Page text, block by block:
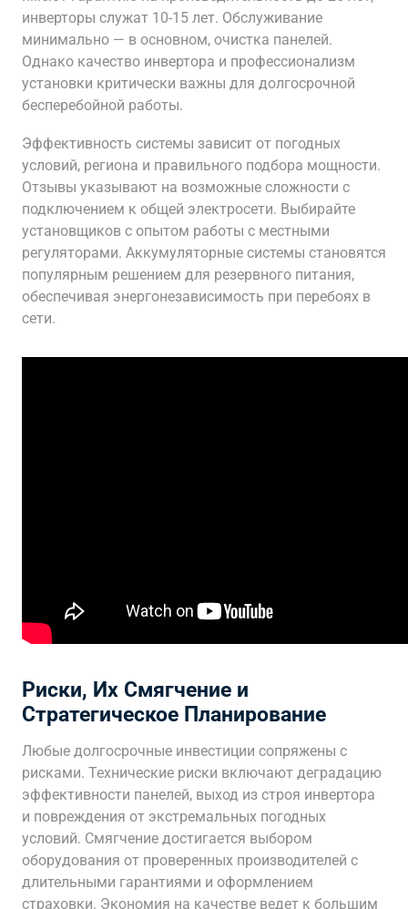
инверторы служат 10-15 лет. Обслуживание
минимально — в основном, очистка панелей.
Однако качество инвертора и профессионализм
установки критически важны для долгосрочной
бесперебойной работы.
Эффективность системы зависит от погодных
условий, региона и правильного подбора мощности.
Отзывы указывают на возможные сложности с
подключением к общей электросети. Выбирайте
установщиков с опытом работы с местными
регуляторами. Аккумуляторные системы становятся
популярным решением для резервного питания,
обеспечивая энергонезависимость при перебоях в
сети.
Риски, Их Смягчение и
Стратегическое Планирование
Любые долгосрочные инвестиции сопряжены с
рисками. Технические риски включают деградацию
эффективности панелей, выход из строя инвертора
и повреждения от экстремальных погодных
условий. Смягчение достигается выбором
оборудования от проверенных производителей с
длительными гарантиями и оформлением
страховки. Экономия на качестве ведет к большим